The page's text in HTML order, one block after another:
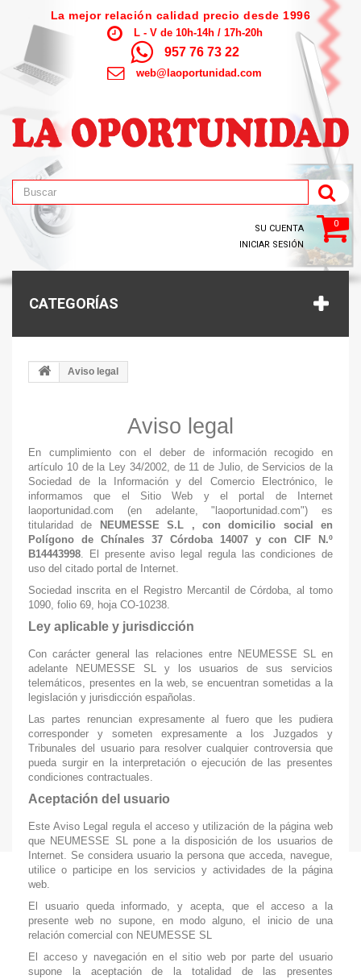
La mejor relación calidad precio desde 1996
L - V de 10h-14h / 17h-20h
957 76 73 22
web@laoportunidad.com
0
SU CUENTA
INICIAR SESIÓN
CATEGORÍAS
Aviso legal
Aviso legal
En cumplimiento con el deber de información recogido en
artículo 10 de la Ley 34/2002, de 11 de Julio, de Servicios de la
Sociedad de la Información y del Comercio Electrónico, le
informamos que el Sitio Web y el portal de Internet
laoportunidad.com (en adelante, "laoportunidad.com") es
titularidad de
NEUMESSE S.L , con domicilio social en
Polígono de Chínales 37 Córdoba 14007 y con CIF N.º
B14443998. El presente aviso legal regula las condiciones de
uso del citado portal de Internet.
Sociedad inscrita en el Registro Mercantil de Córdoba, al tomo
1090, folio 69, hoja CO-10238.
Ley aplicable y jurisdicción
Con carácter general las relaciones entre NEUMESSE SL en
adelante NEUMESSE SL y los usuarios de sus servicios
telemáticos, presentes en la web, se encuentran sometidas a la
legislación y jurisdicción españolas.
Las partes renuncian expresamente al fuero que les pudiera
corresponder y someten expresamente a los Juzgados y
Tribunales del usuario para resolver cualquier controversia que
pueda surgir en la interpretación o ejecución de las presentes
condiciones contractuales.
Aceptación del usuario
Este Aviso Legal regula el acceso y utilización de la página web
que NEUMESSE SL pone a la disposición de los usuarios de
Internet. Se considera usuario la persona que acceda, navegue,
utilice o participe en los servicios y actividades de la página
web.
El usuario queda informado, y acepta, que el acceso a la
presente web no supone, en modo alguno, el inicio de una
relación comercial con NEUMESSE SL
El acceso y navegación en el sitio web por parte del usuario
supone la aceptación de la totalidad de las presentes